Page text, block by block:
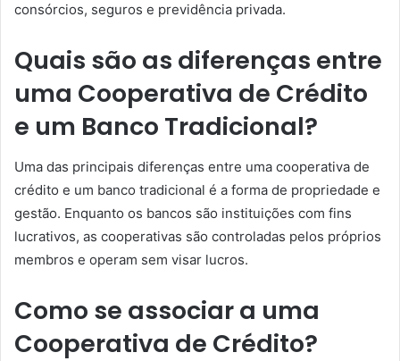
consórcios, seguros e previdência privada.
Quais são as diferenças entre
uma Cooperativa de Crédito
e um Banco Tradicional?
Uma das principais diferenças entre uma cooperativa de
crédito e um banco tradicional é a forma de propriedade e
gestão. Enquanto os bancos são instituições com fins
lucrativos, as cooperativas são controladas pelos próprios
membros e operam sem visar lucros.
Como se associar a uma
Cooperativa de Crédito?